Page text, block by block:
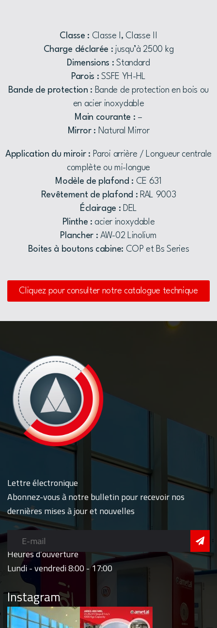
Classe : Classe I, Classe II
Charge déclarée : jusqu’à 2500 kg
Dimensions : Standard
Parois : SSFE YH-HL
Bande de protection : Bande de protection en bois ou
en acier inoxydable
Main courante : –
Mirror : Natural Mirror
Application du miroir : Paroi arrière / Longueur centrale
complète ou mi-longue
Modèle de plafond : CE 631
Revêtement de plafond : RAL 9003
Éclairage : DEL
Plinthe : acier inoxydable
Plancher : AW-02 Linolium
Boites à boutons cabine: COP et Bs Series
Cliquez pour consulter notre catalogue technique
Lettre électronique
Abonnez-vous à notre bulletin pour recevoir nos
dernières mises à jour et nouvelles
Heures d’ouverture
Lundi - vendredi 8:00 - 17:00
Instagram